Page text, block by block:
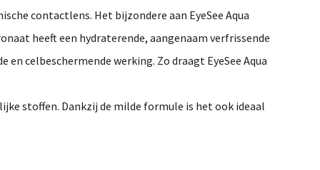
contactlens. Het bijzondere aan EyeSee Aqua
heeft een hydraterende, aangenaam verfrissende
celbeschermende werking. Zo draagt EyeSee Aqua
stoffen. Dankzij de milde formule is het ook ideaal